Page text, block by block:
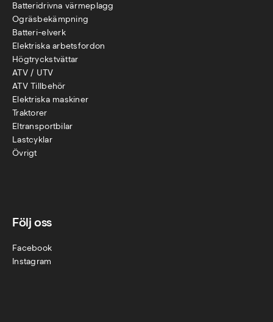
Batteridrivna värmeplagg
Ogräsbekämpning
Batteri-elverk
Elektriska arbetsfordon
Högtryckstvättar
ATV / UTV
ATV Tillbehör
Elektriska maskiner
Traktorer
Eltransportbilar
Lastcyklar
Övrigt
Följ oss
Facebook
Instagram